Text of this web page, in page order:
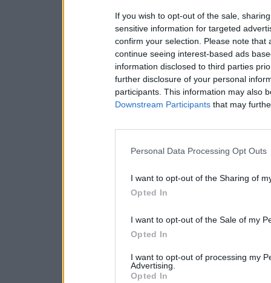
If you wish to opt-out of the sale,
sensitive information for targeted
confirm your selection. Please note
continue seeing interest-based ads
information disclosed to third parties
further disclosure of your personal
participants. This information may also
Downstream Participants that may
Personal Data Processing Opt Outs
I want to opt-out of the Sharing of
Opted In
I want to opt-out of the Sale of my
Opted In
I want to opt-out of processing my
Advertising.
Opted In